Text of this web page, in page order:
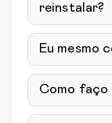
reinstalar?
Eu mesmo
Como faço